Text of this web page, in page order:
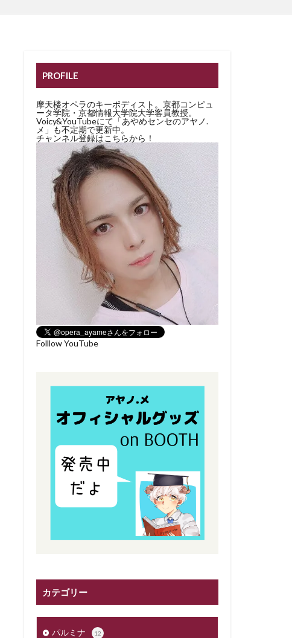
PROFILE
摩天楼オペラのキーボディスト。京都コンピュ
ータ学院・京都情報大学院大学客員教授。
Voicy&YouTubeにて「あやめセンセのアヤノ.
メ」も不定期で更新中。
チャンネル登録はこちらから！
Folllow YouTube
カテゴリー
パルミナ 12